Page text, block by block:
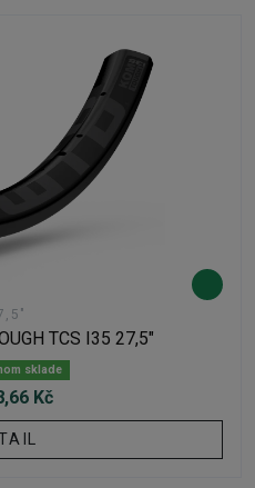
TCS I35 27,5"
sklade
Kč